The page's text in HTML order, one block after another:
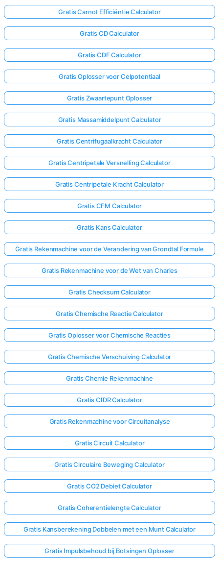
Gratis Carnot Efficiëntie Calculator
Gratis CD Calculator
Gratis CDF Calculator
Gratis Oplosser voor Celpotentiaal
Gratis Zwaartepunt Oplosser
Gratis Massamiddelpunt Calculator
Gratis Centrifugaalkracht Calculator
Gratis Centripetale Versnelling Calculator
Gratis Centripetale Kracht Calculator
Gratis CFM Calculator
Gratis Kans Calculator
Gratis Rekenmachine voor de Verandering van Grondtal Formule
Gratis Rekenmachine voor de Wet van Charles
Gratis Checksum Calculator
Gratis Chemische Reactie Calculator
Gratis Oplosser voor Chemische Reacties
Gratis Chemische Verschuiving Calculator
Gratis Chemie Rekenmachine
Gratis CIDR Calculator
Gratis Rekenmachine voor Circuitanalyse
Gratis Circuit Calculator
Gratis Circulaire Beweging Calculator
Gratis CO2 Debiet Calculator
Gratis Coherentielengte Calculator
Gratis Kansberekening Dobbelen met een Munt Calculator
Gratis Impulsbehoud bij Botsingen Oplosser